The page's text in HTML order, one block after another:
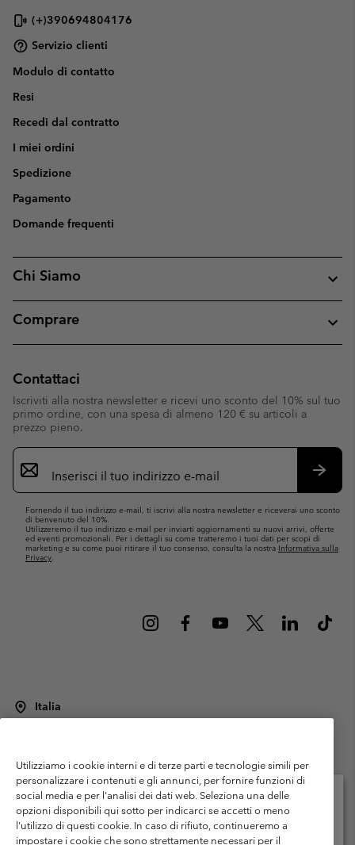
(+)390694804176
Servizio clienti
Modulo di contatto
Resi
Recedi dal contratto
I miei ordini
Spedizione
Pagamento
Domande frequenti
Chi Siamo
Comprare
Contattaci
Iscriviti alla nostra newsletter e ricevi uno sconto del 10% sul tuo
primo ordine, con una spesa di almeno 120 € su articoli a
prezzo pieno.
Iscrizione
e-
mail
Fornendo il tuo indirizzo e-mail, ti iscrivi alla nostra newsletter e riceverai uno sconto
di benvenuto del 10%.
Utilizzeremo il tuo indirizzo e-mail per inviarti aggiornamenti su nuovi arrivi, offerte
ed eventi promozionali. Per i dettagli su come tratteremo i tuoi dati per scopi di
marketing e su come puoi ritirare il tuo consenso, consulta la nostra Informativa sulla
Privacy.
Italia
Termini di utilizzo
Condizioni Generali di Venditaa
Garanzia
Politica sulla privacy
Termini e condizioni del programma di membership
Condizioni di utilizzo dei contenuti generati dagli utenti
Impressum
Utilizziamo i cookie interni e di terze parti e tecnologie simili per
personalizzare i contenuti e gli annunci, per fornire funzioni di
social media e per l'analisi dei dati web. Seleziona una delle
opzioni disponibili qui sotto per indicarci se accetti o meno
l'utilizzo di questi cookie. In caso di rifiuto, continueremo a
impostare i cookie che sono strettamente necessari per il
Seleziona il paese di spedizione e la lingua